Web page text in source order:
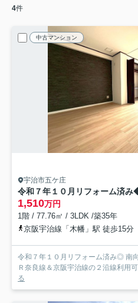
4件
中古マンション
宇治市五ケ庄
1,510万円
1階 / 77.76㎡ / 3LDK /築35年
京阪宇治線「木幡」駅 徒歩15分
令和７年１０月リフォーム済み◎ 南
Ｒ奈良線＆京阪宇治線の２沿線利用
る